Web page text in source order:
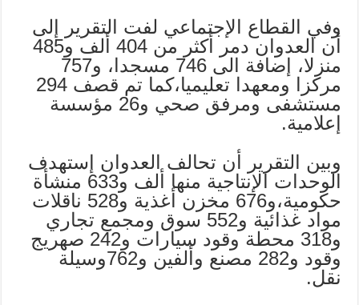
وفي القطاع الإجتماعي لفت التقرير إلى
أن العدوان دمر أكثر من 404 ألف و485
منزلا، إضافة الى 746 مسجدا، و757
مركزا ومعهدا تعليميا،كما تم قصف 294
مستشفى ومرفق صحي و26 مؤسسة
إعلامية.
وبين التقرير أن تحالف العدوان إستهدف
الوحدات الإنتاجية منها ألف و633 منشأة
حكومية،و676 مخزن أغذية و528 ناقلات
مواد غذائية و552 سوق ومجمع تجاري
و318 محطة وقود سيارات و242 صهريج
وقود و282 مصنع وألفين و762وسيلة
نقل.